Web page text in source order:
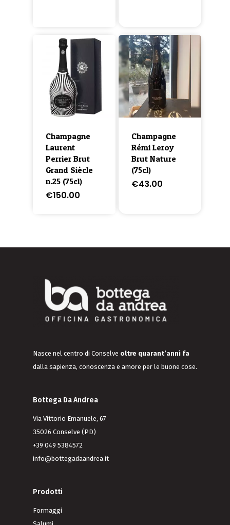
Champagne
Laurent
Perrier Brut
Grand Siècle
n.25 (75cl)
€150.00
Champagne
Rémi Leroy
Brut Nature
(75cl)
€43.00
Nasce nel centro di Conselve oltre quarant’anni fa
dalla sapienza, conoscenza e amore per le buone cose.
Bottega Da Andrea
Via Vittorio Emanuele, 67
35026 Conselve (PD)
+39 049 5384572
info@bottegadaandrea.it
Prodotti
Formaggi